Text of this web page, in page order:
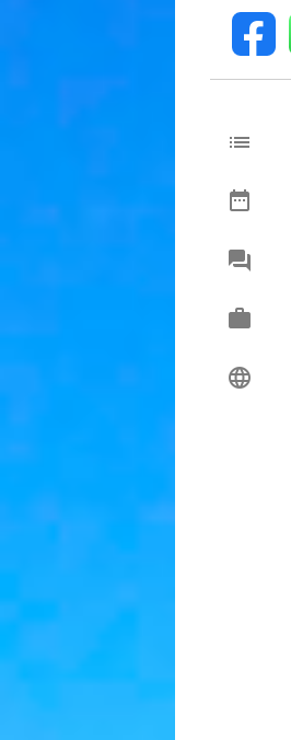
fb
list
date_range
chat
work
language